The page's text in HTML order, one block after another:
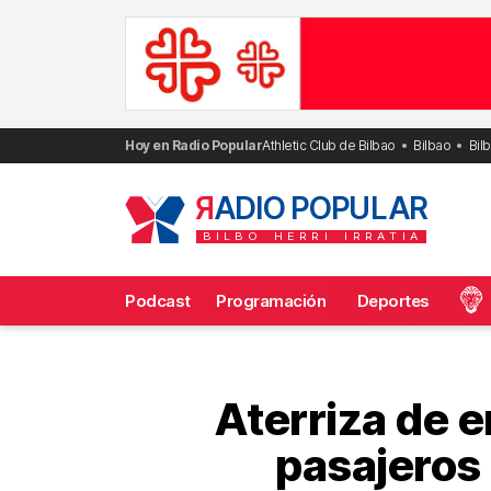
Hoy en Radio PopularAthletic Club de Bilbao Bilbao
RADIO POPULAR
BILBO HERRI IRRATIA
Podcast Programación Deportes
Aterriza de